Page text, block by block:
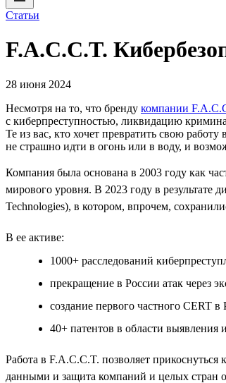
Статьи
F.A.C.C.T.
28 июня 2024
Несмотря на то, что бренду компании
с киберпреступностью, ликвидацию
Те из вас, кто хочет превратить свою
не страшно идти в огонь или в воду, и
Компания была основана в 2003 году как
мирового уровня. В 2023 году в
Technologies), в котором, впрочем,
В ее активе:
1000+ расследований
прекращение в России атак через
создание первого частного СERT
40+ патентов в области выявления
Работа в F.A.C.C.T. позволяет
данными и защита компаний и целых стран